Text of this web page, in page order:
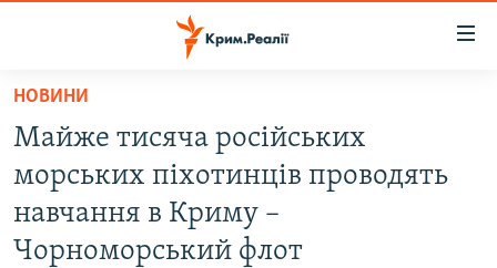
Перейти
основного
матеріалу
Перейти
до
основної
ВІДЕО ТА ФОТО
ПОЛІТИКА
НОВИНИ
Майже тисяча російських
морських піхотинців проводять
навчання в Криму –
Чорноморський флот